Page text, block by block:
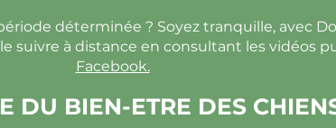
déterminée ? Soyez tranquille, avec
suivre à distance en consultant les vidéos
Facebook.
DU BIEN-ETRE DES